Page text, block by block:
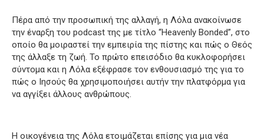
Πέρα από την προσωπική της αλλαγή, η Λόλα ανακοίνωσε
την έναρξη του podcast της με τίτλο “Heavenly Bonded”, στο
οποίο θα μοιραστεί την εμπειρία της πίστης και πώς ο Θεός
της άλλαξε τη ζωή. Το πρώτο επεισόδιο θα κυκλοφορήσει
σύντομα και η Λόλα εξέφρασε τον ενθουσιασμό της για το
πώς ο Ιησούς θα χρησιμοποιήσει αυτήν την πλατφόρμα για
να αγγίξει άλλους ανθρώπους.
Η οικογένεια της Λόλα ετοιμάζεται επίσης για μια νέα